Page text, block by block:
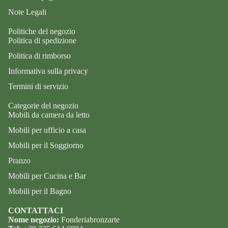
Note Legali
Politiche del negozio
Politica di spedizione
Politica di rimborso
Informativa sulla privacy
Termini di servizio
Categorie del negozio
Mobili da camera da letto
Mobili per ufficio a casa
Mobili per il Soggiorno
Pranzo
Mobili per Cucina e Bar
Mobili per il Bagno
CONTATTACI
Nome negozio: Fonderiabronzarte